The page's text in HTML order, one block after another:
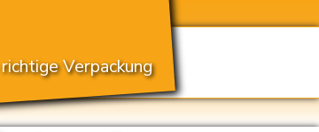
Verpackung